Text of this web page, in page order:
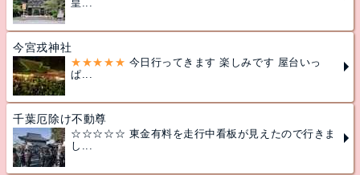
皇...
今宮戎神社
★★★★★ 今日行ってきます 楽しみです 屋台いっ
ぱ...
千葉厄除け不動尊
☆☆☆☆☆ 東金有料を走行中看板が見えたので行きま
し...